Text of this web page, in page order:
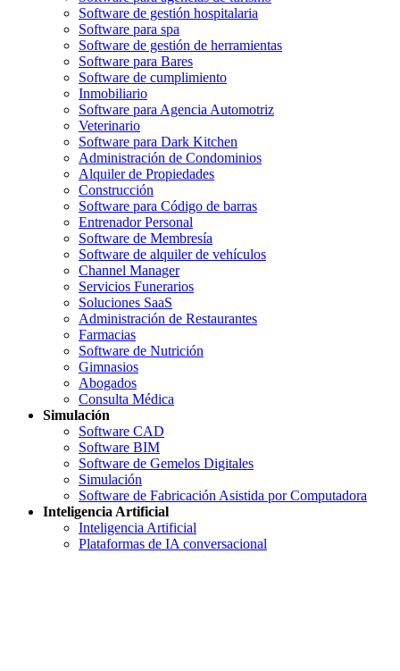
Software de gestión hospitalaria
Software para spa
Software de gestión de herramientas
Software para Bares
Software de cumplimiento
Inmobiliario
Software para Agencia Automotriz
Veterinario
Software para Dark Kitchen
Administración de Condominios
Alquiler de Propiedades
Construcción
Software para Código de barras
Entrenador Personal
Software de Membresía
Software de alquiler de vehículos
Channel Manager
Servicios Funerarios
Soluciones SaaS
Administración de Restaurantes
Farmacias
Software de Nutrición
Gimnasios
Abogados
Consulta Médica
Simulación
Software CAD
Software BIM
Software de Gemelos Digitales
Simulación
Software de Fabricación Asistida por Computadora
Inteligencia Artificial
Inteligencia Artificial
Plataformas de IA conversacional